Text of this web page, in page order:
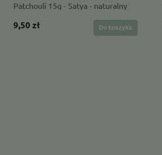
Patchouli 15g - Satya - naturalny
9,50 zł Do koszyka